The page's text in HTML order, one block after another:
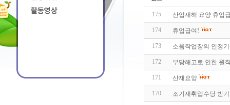
활동영상
175 산업재해 요양 휴업
174 휴업급여!
173 소음작업장의 인정
172 부당해고로 인한 원
171 산재요양
170 조기재취업수당 받